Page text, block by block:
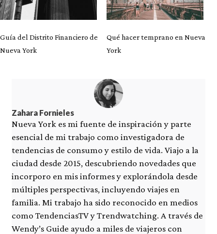
Guía del Distrito Financiero de
Nueva York
Qué hacer temprano en Nueva
York
Zahara Fornieles
Nueva York es mi fuente de inspiración y parte
esencial de mi trabajo como investigadora de
tendencias de consumo y estilo de vida. Viajo a la
ciudad desde 2015, descubriendo novedades que
incorporo en mis informes y explorándola desde
múltiples perspectivas, incluyendo viajes en
familia. Mi trabajo ha sido reconocido en medios
como TendenciasTV y Trendwatching. A través de
Wendy’s Guide ayudo a miles de viajeros con